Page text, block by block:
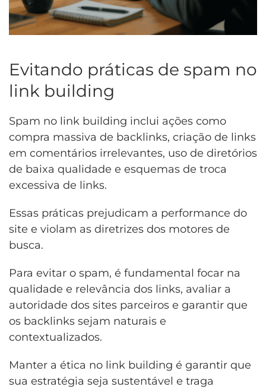
Evitando práticas de spam no
link building
Spam no link building inclui ações como
compra massiva de backlinks, criação de links
em comentários irrelevantes, uso de diretórios
de baixa qualidade e esquemas de troca
excessiva de links.
Essas práticas prejudicam a performance do
site e violam as diretrizes dos motores de
busca.
Para evitar o spam, é fundamental focar na
qualidade e relevância dos links, avaliar a
autoridade dos sites parceiros e garantir que
os backlinks sejam naturais e
contextualizados.
Manter a ética no link building é garantir que
sua estratégia seja sustentável e traga